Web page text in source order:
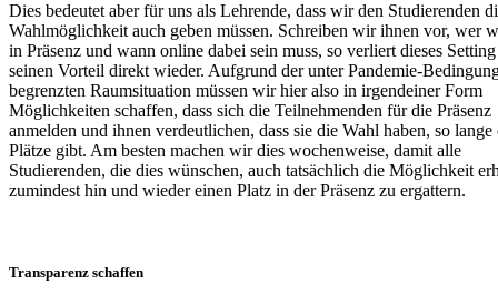
Dies bedeutet aber für uns als Lehrende, dass wir den Studierenden
Wahlmöglichkeit auch geben müssen. Schreiben wir ihnen vor, wer
in Präsenz und wann online dabei sein muss, so verliert dieses Setting
seinen Vorteil direkt wieder. Aufgrund der unter Pandemie-
begrenzten Raumsituation müssen wir hier also in irgendeiner Form
Möglichkeiten schaffen, dass sich die Teilnehmenden für die Präsenz
anmelden und ihnen verdeutlichen, dass sie die Wahl haben, so lange
Plätze gibt. Am besten machen wir dies wochenweise, damit alle
Studierenden, die dies wünschen, auch tatsächlich die Möglichkeit
zumindest hin und wieder einen Platz in der Präsenz zu ergattern.
Transparenz schaffen